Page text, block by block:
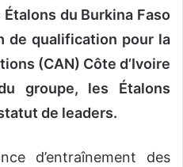
du Burkina Faso
de qualification pour la
(CAN) Côte d’Ivoire
groupe, les Étalons
de leaders.
d’entraînement des